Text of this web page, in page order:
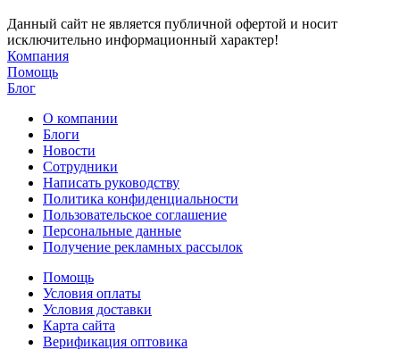
Данный сайт не является публичной офертой и носит
исключительно информационный характер!
Компания
Помощь
Блог
О компании
Блоги
Новости
Сотрудники
Написать руководству
Политика конфиденциальности
Пользовательское соглашение
Персональные данные
Получение рекламных рассылок
Помощь
Условия оплаты
Условия доставки
Карта сайта
Верификация оптовика